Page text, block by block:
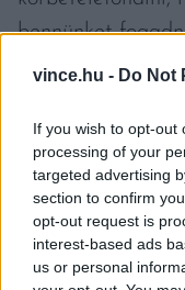
vince.hu - Do Not
If you wish to opt-out
processing of your
targeted advertising
section to confirm
opt-out request is
interest-based ads
us or personal
bennünket
borkészítés
megegyeznek: a
borában
(biodinamikus
megoldással
olyan napok,